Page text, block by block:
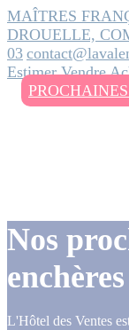
MAÎTRES
DROUELLE,
03
EstimerVendre
Nos
enchères
L'Hôtel des Ventes